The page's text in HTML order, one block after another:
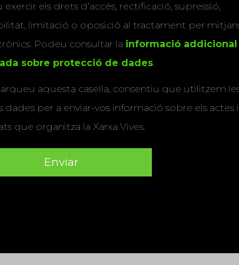
exercir els drets d’accés, rectificació, supressió,
limitació o oposició al tractament per
Podeu consultar la informació addicional
sobre protecció de dades.
aquesta casella, consentiu que utilitzem
dades per a enviar-vos informació sobre els actes i
que organitza la Xarxa Vives.